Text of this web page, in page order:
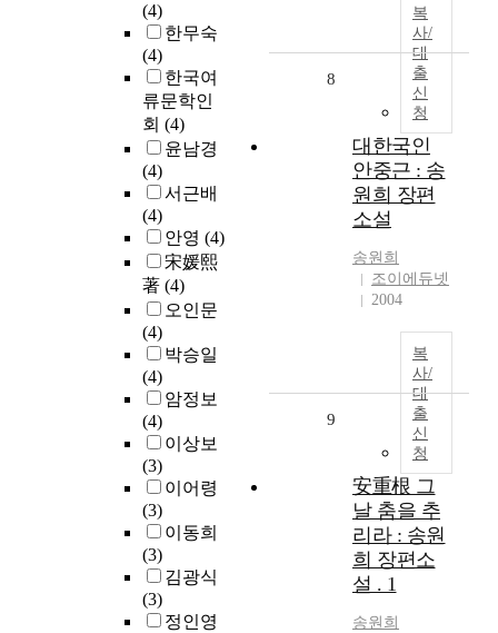
(4)
한무숙
(4)
한국여
류문학인
회 (4)
윤남경
(4)
서근배
(4)
안영 (4)
宋媛熙
著 (4)
오인문
(4)
박승일
(4)
암정보
(4)
이상보
(3)
이어령
(3)
이동희
(3)
김광식
(3)
정인영
복
사/
대
출
신
청
8
대한국인
안중근 : 송
원희 장편
소설
송원희
조이에듀넷
2004
복
사/
대
출
신
청
9
安重根 그
날 춤을 추
리라 : 송원
희 장편소
설 . 1
송원희